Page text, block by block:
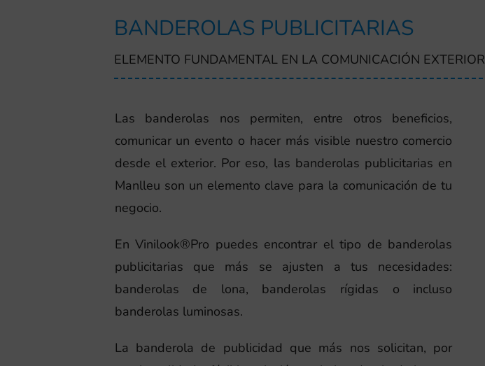
BANDEROLAS PUBLICITARIAS
ELEMENTO FUNDAMENTAL EN LA COMUNICACIÓN EXTERIOR
Las banderolas nos permiten, entre otros beneficios,
comunicar un evento o hacer más visible nuestro comercio
desde el exterior. Por eso, las banderolas publicitarias en
Manlleu son un elemento clave para la comunicación de tu
negocio.
En Vinilook®Pro puedes encontrar el tipo de banderolas
publicitarias que más se ajusten a tus necesidades:
banderolas de lona, banderolas rígidas o incluso
banderolas luminosas.
La banderola de publicidad que más nos solicitan, por